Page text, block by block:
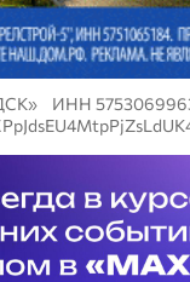
ИНН